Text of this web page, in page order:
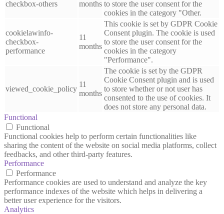
checkbox-others
months to store the user consent for the
cookies in the category "Other.
cookielawinfo-
checkbox-
performance
11
months
This cookie is set by GDPR Cookie
Consent plugin. The cookie is used
to store the user consent for the
cookies in the category
"Performance".
viewed_cookie_policy
11
months
The cookie is set by the GDPR
Cookie Consent plugin and is used
to store whether or not user has
consented to the use of cookies. It
does not store any personal data.
Functional
Functional
Functional cookies help to perform certain functionalities like
sharing the content of the website on social media platforms, collect
feedbacks, and other third-party features.
Performance
Performance
Performance cookies are used to understand and analyze the key
performance indexes of the website which helps in delivering a
better user experience for the visitors.
Analytics